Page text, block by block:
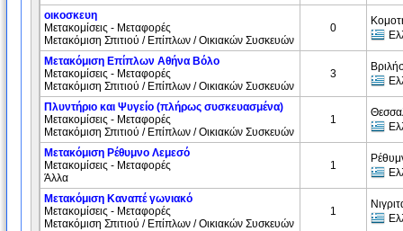
οικοσκευη
Μετακομίσεις - Μεταφορές
Μετακόμιση Σπιτιού / Επίπλων / Οικιακών Συσκευών
0
Μετακόμιση Επίπλων Αθήνα Βόλο
Μετακομίσεις - Μεταφορές
Μετακόμιση Σπιτιού / Επίπλων / Οικιακών Συσκευών
3
Πλυντήριο και Ψυγείο (πλήρως συσκευασμένα)
Μετακομίσεις - Μεταφορές
Μετακόμιση Σπιτιού / Επίπλων / Οικιακών Συσκευών
1
Μετακόμιση Ρέθυμνο Λεμεσό
Μετακομίσεις - Μεταφορές
Άλλα
1
Μετακόμιση Καναπέ γωνιακό
Μετακομίσεις - Μεταφορές
Μετακόμιση Σπιτιού / Επίπλων / Οικιακών Συσκευών
1